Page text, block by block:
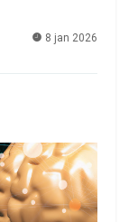
8 jan 2026